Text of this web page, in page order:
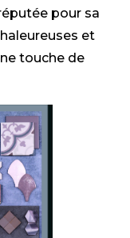
pour sa
et
touche de